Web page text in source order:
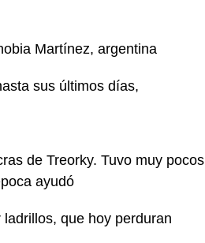
Martínez, argentina
sus últimos días,
de Treorky. Tuvo muy pocos
ayudó
que hoy perduran